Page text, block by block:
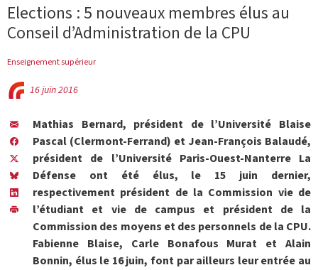
Elections : 5 nouveaux membres élus au
Conseil d’Administration de la CPU
Enseignement supérieur
16 juin 2016
Mathias Bernard, président de l’Université Blaise
Pascal (Clermont-Ferrand) et Jean-François Balaudé,
président de l’Université Paris-Ouest-Nanterre La
Défense ont été élus, le 15 juin dernier,
respectivement président de la Commission vie de
l’étudiant et vie de campus et président de la
Commission des moyens et des personnels de la CPU.
Fabienne Blaise, Carle Bonafous Murat et Alain
Bonnin, élus le 16 juin, font par ailleurs leur entrée au